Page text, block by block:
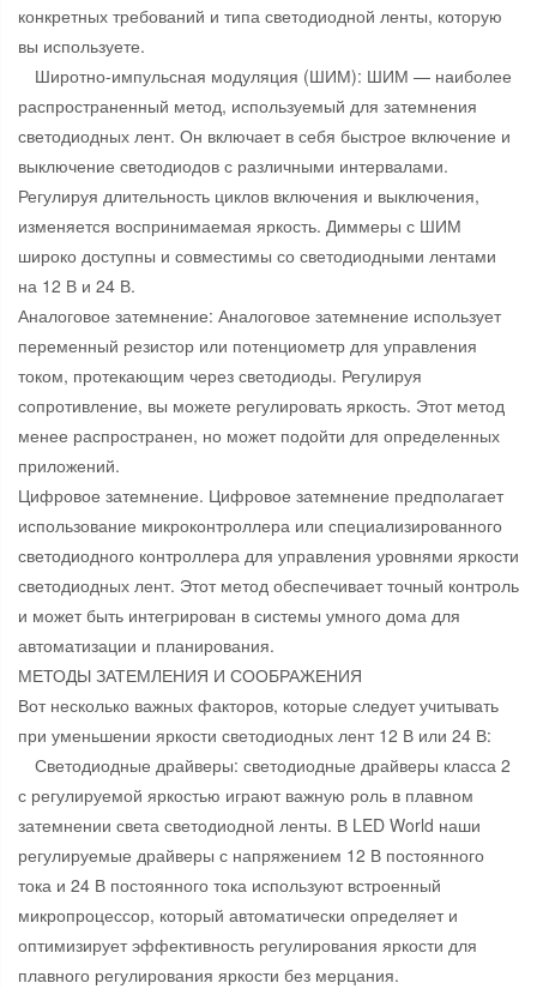
конкретных требований и типа светодиодной ленты, которую
вы используете.
Широтно-импульсная модуляция (ШИМ): ШИМ — наиболее
распространенный метод, используемый для затемнения
светодиодных лент. Он включает в себя быстрое включение и
выключение светодиодов с различными интервалами.
Регулируя длительность циклов включения и выключения,
изменяется воспринимаемая яркость. Диммеры с ШИМ
широко доступны и совместимы со светодиодными лентами
на 12 В и 24 В.
Аналоговое затемнение: Аналоговое затемнение использует
переменный резистор или потенциометр для управления
током, протекающим через светодиоды. Регулируя
сопротивление, вы можете регулировать яркость. Этот метод
менее распространен, но может подойти для определенных
приложений.
Цифровое затемнение. Цифровое затемнение предполагает
использование микроконтроллера или специализированного
светодиодного контроллера для управления уровнями яркости
светодиодных лент. Этот метод обеспечивает точный контроль
и может быть интегрирован в системы умного дома для
автоматизации и планирования.
МЕТОДЫ ЗАТЕМЛЕНИЯ И СООБРАЖЕНИЯ
Вот несколько важных факторов, которые следует учитывать
при уменьшении яркости светодиодных лент 12 В или 24 В:
Светодиодные драйверы: светодиодные драйверы класса 2
с регулируемой яркостью играют важную роль в плавном
затемнении света светодиодной ленты. В LED World наши
регулируемые драйверы с напряжением 12 В постоянного
тока и 24 В постоянного тока используют встроенный
микропроцессор, который автоматически определяет и
оптимизирует эффективность регулирования яркости для
плавного регулирования яркости без мерцания.